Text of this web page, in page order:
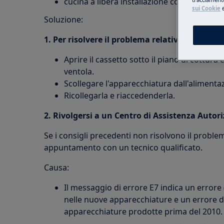
Soluzione:
1. Per risolvere il problema relativo alla
Aprire il cassetto sotto il piano di cottura
ventola.
Scollegare l'apparecchiatura
Ricollegarla e riaccedenderla.
2. Rivolgersi a un Centro di Assistenza
Se i consigli precedenti non risolvono il
appuntamento con un tecnico qualificato.
Causa:
Il messaggio di errore E7 indica un
nelle nuove apparecchiature e un errore
apparecchiature prodotte prima del 2010.
sui Cookie